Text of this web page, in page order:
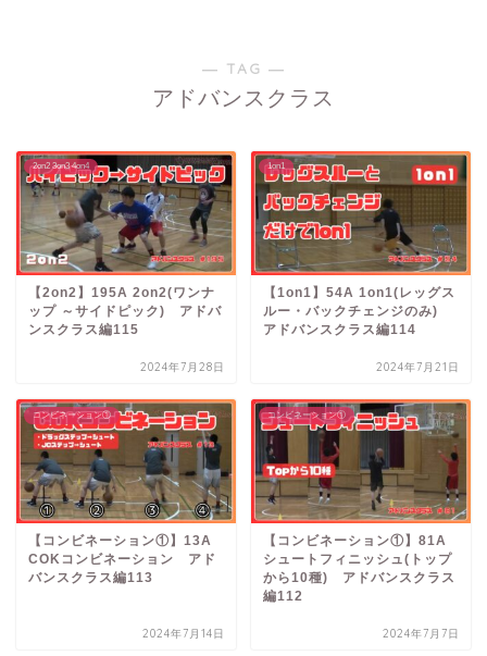
― TAG ―
アドバンスクラス
2on2 3on3 4on4
【2on2】195A 2on2(ワンナ
ップ ～サイドピック) アドバ
ンスクラス編115
2024年7月28日
1on1
【1on1】54A 1on1(レッグス
ルー・バックチェンジのみ)
アドバンスクラス編114
2024年7月21日
コンビネーション①
【コンビネーション①】13A
COKコンビネーション アド
バンスクラス編113
2024年7月14日
コンビネーション①
【コンビネーション①】81A
シュートフィニッシュ(トップ
から10種) アドバンスクラス
編112
2024年7月7日